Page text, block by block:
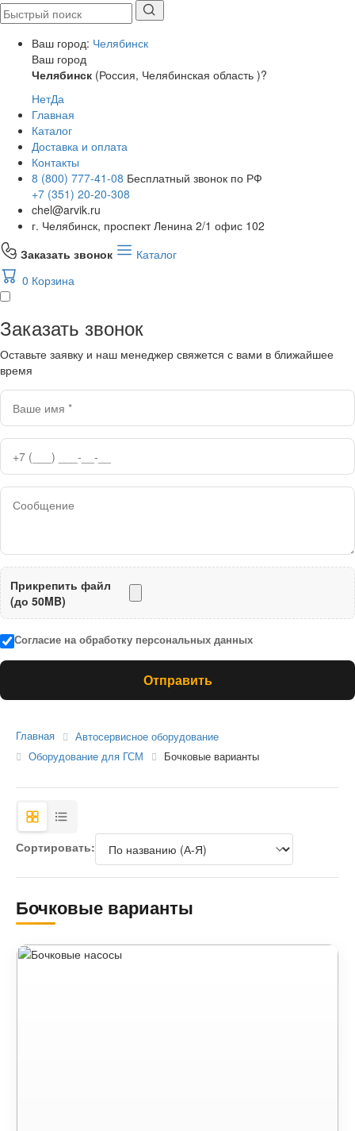
Ваш город: Челябинск
Ваш город
Челябинск (Россия, Челябинская область )?
НетДа
Главная
Каталог
Доставка и оплата
Контакты
8 (800) 777-41-08 Бесплатный звонок по РФ
+7 (351) 20-20-308
chel@arvik.ru
г. Челябинск, проспект Ленина 2/1 офис 102
Заказать звонок
Каталог
0 Корзина
Заказать звонок
Оставьте заявку и наш менеджер свяжется с вами в ближайшее
время
Прикрепить файл
(до 50MB)
Согласие на обработку персональных данных
Отправить
Главная
Автосервисное оборудование
Оборудование для ГСМ
Бочковые варианты
Сортировать:
Бочковые варианты